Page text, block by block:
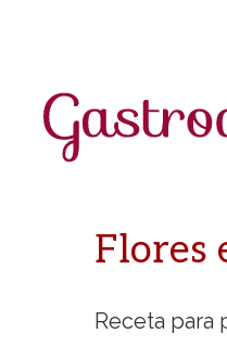
Flores
Receta para